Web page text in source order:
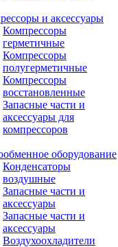
и аксессуары
Компрессоры
герметичные
Компрессоры
полугерметичные
Компрессоры
восстановленные
Запасные части и
аксессуары для
компрессоров
оборудование
Конденсаторы
воздушные
Запасные части и
аксессуары
Запасные части и
аксессуары
Воздухоохладители